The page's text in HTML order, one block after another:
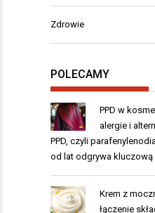
Zdrowie
POLECAMY
PPD w
alergie i
PPD, czyli
od lat odgrywa kluczową
Krem z
łączenie